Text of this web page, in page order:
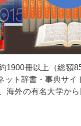
1900冊以上（総額
ト辞書・事典サイ
海外の有名大学か